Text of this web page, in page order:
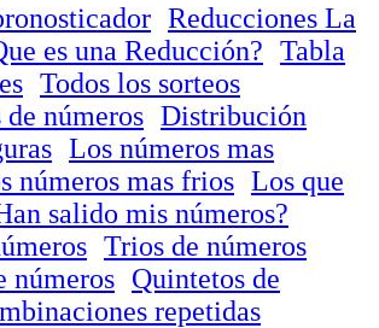
Reducciones La
es una Reducción? Tabla
Todos los sorteos
números Distribución
Los números mas
números mas frios Los que
salido mis números?
Trios de números
números Quintetos de
repetidas